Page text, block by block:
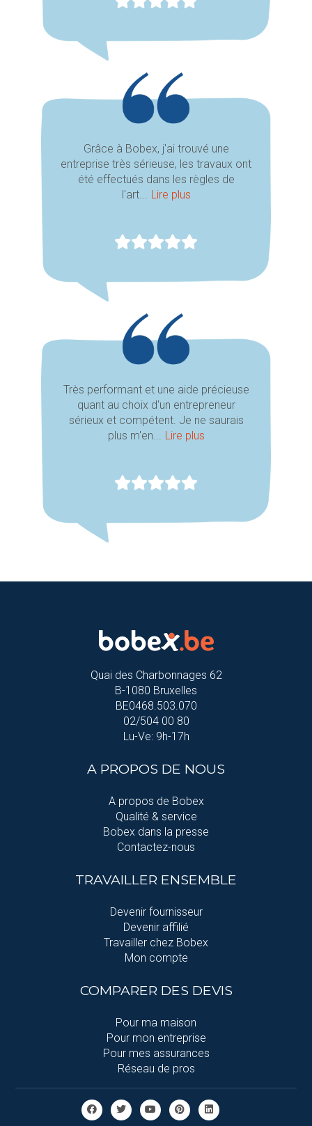
Grâce à Bobex, j'ai trouvé une
entreprise très sérieuse, les travaux ont
été effectués dans les règles de
l'art... Lire plus
Très performant et une aide précieuse
quant au choix d'un entrepreneur
sérieux et compétent. Je ne saurais
plus m'en... Lire plus
Quai des Charbonnages 62
B-1080 Bruxelles
BE0468.503.070
02/504 00 80
Lu-Ve: 9h-17h
A PROPOS DE NOUS
A propos de Bobex
Qualité & service
Bobex dans la presse
Contactez-nous
TRAVAILLER ENSEMBLE
Devenir fournisseur
Devenir affilié
Travailler chez Bobex
Mon compte
COMPARER DES DEVIS
Pour ma maison
Pour mon entreprise
Pour mes assurances
Réseau de pros